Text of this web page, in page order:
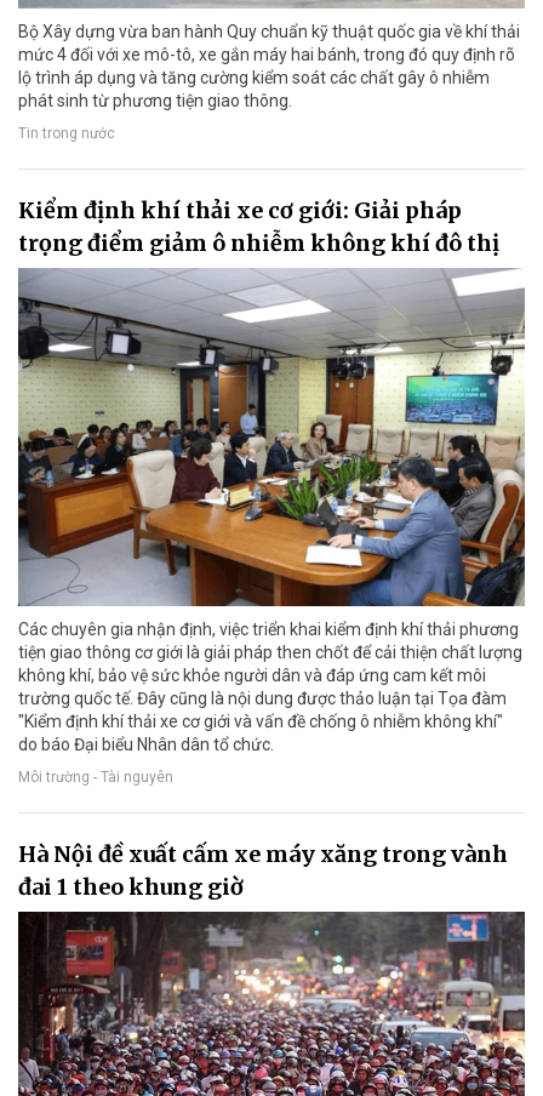
Bộ Xây dựng vừa ban hành Quy chuẩn kỹ thuật quốc gia về khí thải
mức 4 đối với xe mô-tô, xe gắn máy hai bánh, trong đó quy định rõ
lộ trình áp dụng và tăng cường kiểm soát các chất gây ô nhiễm
phát sinh từ phương tiện giao thông.
Tin trong nước
Kiểm định khí thải xe cơ giới: Giải pháp
trọng điểm giảm ô nhiễm không khí đô thị
Các chuyên gia nhận định, việc triển khai kiểm định khí thải phương
tiện giao thông cơ giới là giải pháp then chốt để cải thiện chất lượng
không khí, bảo vệ sức khỏe người dân và đáp ứng cam kết môi
trường quốc tế. Đây cũng là nội dung được thảo luận tại Tọa đàm
"Kiểm định khí thải xe cơ giới và vấn đề chống ô nhiễm không khí"
do báo Đại biểu Nhân dân tổ chức.
Môi trường - Tài nguyên
Hà Nội đề xuất cấm xe máy xăng trong vành
đai 1 theo khung giờ